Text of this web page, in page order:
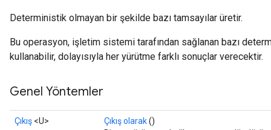
Deterministik olmayan bir şekilde bazı tamsayılar üretir.
Bu operasyon, işletim sistemi tarafından sağlanan bazı
kullanabilir, dolayısıyla her yürütme farklı sonuçlar verecektir.
Genel Yöntemler
Çıkış <U> Çıkış olarak()